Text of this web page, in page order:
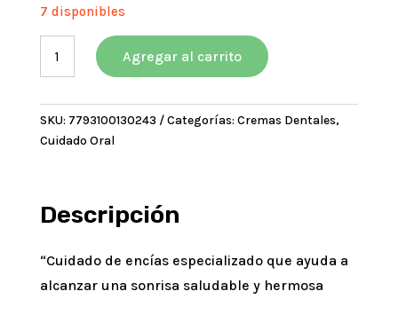
era:
$7226,96.
es:
$6504,26.
7 disponibles
COLGATE
Pasta
Periogard
90
Gr
Agregar al carrito
SKU: 7793100130243 Categorías: Cremas Dentales,
Cuidado Oral
Descripción
“Cuidado de encías especializado que ayuda a
alcanzar una sonrisa saludable y hermosa